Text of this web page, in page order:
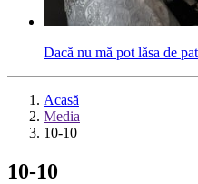
Dacă nu mă pot lăsa de
Acasă
Media
10-10
10-10